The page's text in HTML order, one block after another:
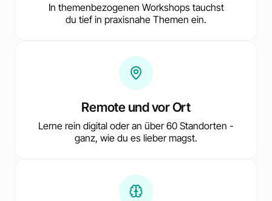
In themenbezogenen Workshops tauchst
du tief in praxisnahe Themen ein.
Remote und vor Ort
Lerne rein digital oder an über 60 Standorten -
ganz, wie du es lieber magst.